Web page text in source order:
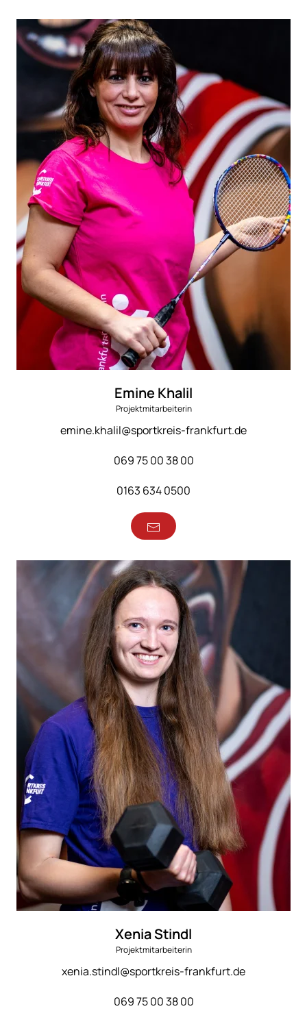
Emine Khalil
Projektmitarbeiterin
emine.khalil@sportkreis-frankfurt.de
069 75 00 38 00
0163 634 0500
Xenia Stindl
Projektmitarbeiterin
xenia.stindl@sportkreis-frankfurt.de
069 75 00 38 00